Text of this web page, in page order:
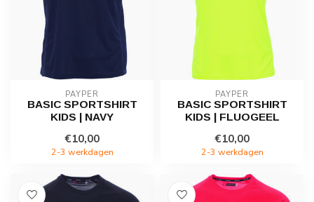
PAYPER
BASIC SPORTSHIRT
KIDS | NAVY
€10,00
2-3 werkdagen
PAYPER
BASIC SPORTSHIRT
KIDS | FLUOGEEL
€10,00
2-3 werkdagen